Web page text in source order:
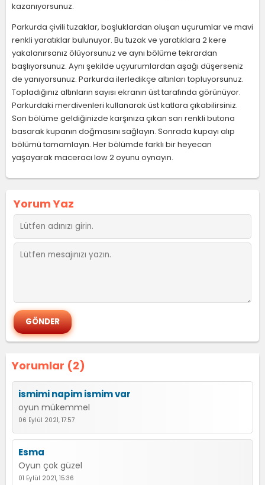
kazanıyorsunuz.
Parkurda çivili tuzaklar, boşluklardan oluşan uçurumlar ve mavi
renkli yaratıklar bulunuyor. Bu tuzak ve yaratıklara 2 kere
yakalanırsanız ölüyorsunuz ve aynı bölüme tekrardan
başlıyorsunuz. Aynı şekilde uçyurumlardan aşağı düşerseniz
de yanıyorsunuz. Parkurda ilerledikçe altınları topluyorsunuz.
Topladığınız altınların sayısı ekranın üst tarafında görünüyor.
Parkurdaki merdivenleri kullanarak üst katlara çıkabilirsiniz.
Son bölüme geldiğinizde karşınıza çıkan sarı renkli butona
basarak kupanın doğmasını sağlayın. Sonrada kupayı alıp
bölümü tamamlayın. Her bölümde farklı bir heyecan
yaşayarak maceracı low 2 oyunu oynayın.
Yorumlar (2)
ismimi napim ismim var
oyun mükemmel
06 Eylül 2021, 17:57
Esma
Oyun çok güzel
01 Eylül 2021, 15:36
Yorum Yaz